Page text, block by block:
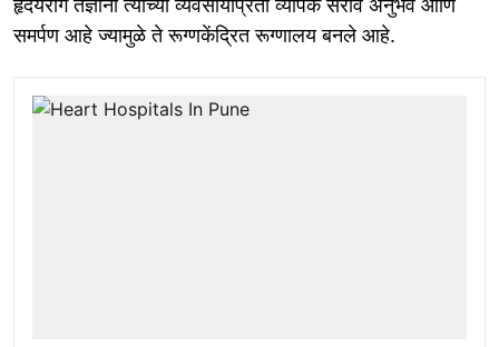
समर्पण आहे ज्यामुळे ते रूग्णकेंद्रित रूग्णालय बनले आहे.